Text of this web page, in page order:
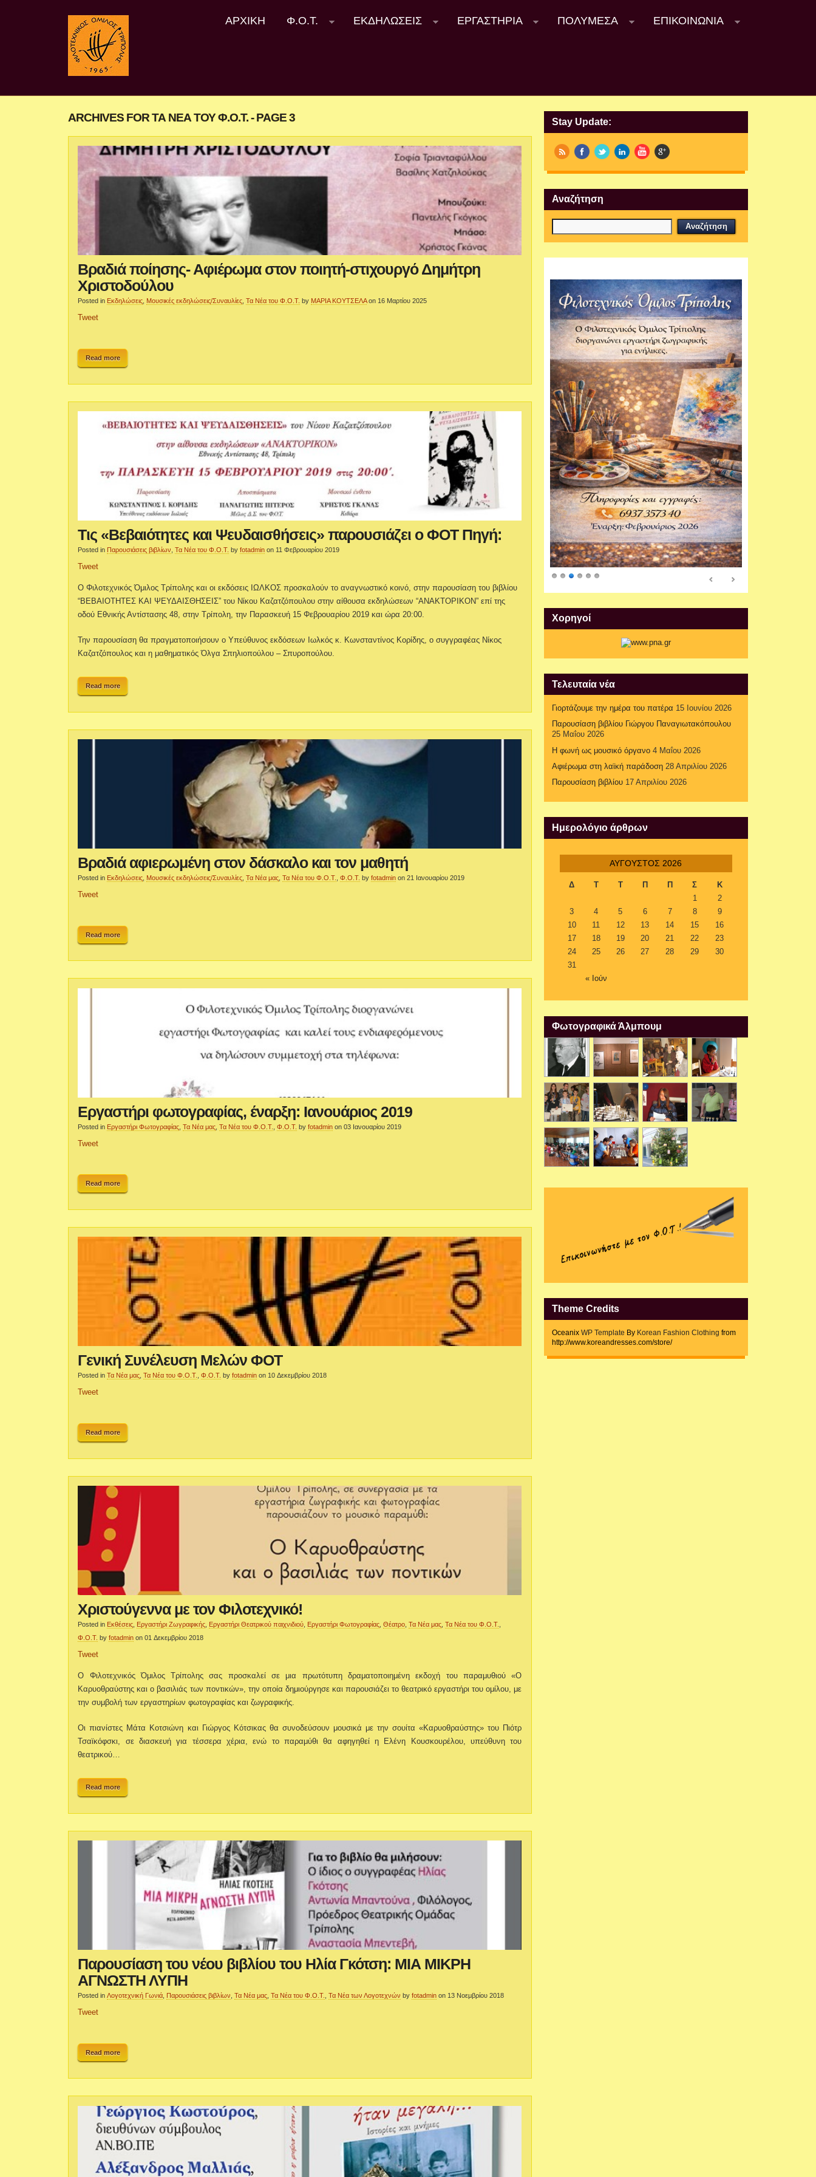
ΑΡΧΙΚΉ Φ.Ο.Τ. ΕΚΔΗΛΩΣΕΙΣ ΕΡΓΑΣΤΗΡΙΑ ΠΟΛΥΜΈΣΑ ΕΠΙΚΟΙΝΩΝΊΑ
ARCHIVES FOR ΤΑ ΝΈΑ ΤΟΥ Φ.Ο.Τ. - PAGE 3
Βραδιά ποίησης- Αφιέρωμα στον ποιητή-στιχουργό Δημήτρη
Χριστοδούλου
Posted in Εκδηλώσεις, Μουσικές εκδηλώσεις/Συναυλίες,Τα Νέα του Φ.Ο.Τ. by ΜΑΡΙΑ ΚΟΥΤΣΕΛΑ on 16 Μαρτίου 2025
Tweet
Read more
Τις «Βεβαιότητες και Ψευδαισθήσεις» παρουσιάζει ο ΦΟΤ Πηγή:
Posted in Παρουσιάσεις βιβλίων ,Τα Νέα του Φ.Ο.Τ. byfotadmin on 11 Φεβρουαρίου 2019
Tweet
Ο Φιλοτεχνικός Όμιλος Τρίπολης και οι εκδόσεις ΙΩΛΚΟΣ προσκαλούν το αναγνωστικό κοινό, στην παρουσίαση του βιβλίου
“ΒΕΒΑΙΟΤΗΤΕΣ ΚΑΙ ΨΕΥΔΑΙΣΘΗΣΕΙΣ” του Νίκου Καζατζόπουλου στην αίθουσα εκδηλώσεων “ΑΝΑΚΤΟΡΙΚΟΝ” επί της
οδού Εθνικής Αντίστασης 48, στην Τρίπολη, την Παρασκευή 15 Φεβρουαρίου 2019 και ώρα 20:00.
Την παρουσίαση θα πραγματοποιήσουν ο Υπεύθυνος εκδόσεων Ιωλκός κ. Κωνσταντίνος Κορίδης, ο συγγραφέας Νίκος
Καζατζόπουλος και η μαθηματικός Όλγα Σπηλιοπούλου – Σπυροπούλου.
Read more
Βραδιά αφιερωμένη στον δάσκαλο και τον μαθητή
Posted in Εκδηλώσεις Μουσικές εκδηλώσεις/Συναυλίες ,Τα Νέα μας ,Τα Νέα του Φ.Ο.Τ. ,Φ.Ο.Τ. byfotadmin on 21 Ιανουαρίου 2019
Tweet
Read more
Εργαστήρι φωτογραφίας, έναρξη: Ιανουάριος 2019
Posted in Εργαστήρι Φωτογραφίας ,Τα Νέα μας ,Τα Νέα του Φ.Ο.Τ. ,Φ.Ο.Τ. byfotadmin on 03 Ιανουαρίου 2019
Tweet
Read more
Γενική Συνέλευση Μελών ΦΟΤ
Posted inΤα Νέα μας ,Τα Νέα του Φ.Ο.Τ. ,Φ.Ο.Τ. byfotadmin on 10 Δεκεμβρίου 2018
Tweet
Read more
Χριστούγεννα με τον Φιλοτεχνικό!
Posted in Εκθέσεις Εργαστήρι Ζωγραφικής Εργαστήρι Θεατρικού παιχνιδιού Εργαστήρι Φωτογραφίας ,Θέατρο ,Τα Νέα μας ,Τα Νέα του Φ.Ο.Τ.
Φ.Ο.Τ. byfotadmin on 01 Δεκεμβρίου 2018
Tweet
O Φιλοτεχνικός Όμιλος Τρίπολης σας προσκαλεί σε μια πρωτότυπη δραματοποιημένη εκδοχή του παραμυθιού «Ο
Καρυοθραύστης και ο βασιλιάς των ποντικών», την οποία δημιούργησε και παρουσιάζει το θεατρικό εργαστήρι του ομίλου, με
την συμβολή των εργαστηρίων φωτογραφίας και ζωγραφικής.
Οι πιανίστες Μάτα Κοτσιώνη και Γιώργος Κότσικας θα συνοδεύσουν μουσικά με την σουίτα «Καρυοθραύστης» του Πιότρ
Τσαϊκόφσκι, σε διασκευή για τέσσερα χέρια, ενώ το παραμύθι θα αφηγηθεί η Ελένη Κουσκουρέλου, υπεύθυνη του
θεατρικού…
Read more
Παρουσίαση του νέου βιβλίου του Ηλία Γκότση: ΜΙΑ ΜΙΚΡΗ
ΑΓΝΩΣΤΗ ΛΥΠΗ
Posted inΛογοτεχνική Γωνιά Παρουσιάσεις βιβλίων ,Τα Νέα μας ,Τα Νέα του Φ.Ο.Τ. ,Τα Νέα των Λογοτεχνών byfotadmin on 13 Νοεμβρίου 2018
Tweet
Read more
Stay Update:
Αναζήτηση
Xορηγοί
Τελευταία νέα
Γιορτάζουμε την ημέρα του πατέρα 15 Ιουνίου 2026
Παρουσίαση βιβλίου Γιώργου Παναγιωτακόπουλου
25 Μαΐου 2026
Η φωνή ως μουσικό όργανο 4 Μαΐου 2026
Αφιέρωμα στη λαϊκή παράδοση 28 Απριλίου 2026
Παρουσίαση βιβλίου 17 Απριλίου 2026
Ημερολόγιο άρθρων
ΑΎΓΟΥΣΤΟΣ 2026
Δ Τ Τ Π Π Σ Κ
« Ιούν
1
2
3
4 5 6 7 8
9
10
11 12 13 14 15
16
17
18 19 20 21 22
23
24
25 26 27 28 29
30
31
Φωτογραφικά Άλμπουμ
Theme Credits
OceanixWP Template By Korean Fashion Clothing from
http://www.koreandresses.com/store/